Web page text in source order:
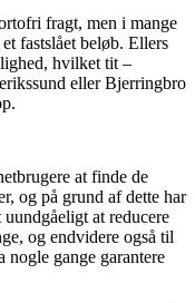
fragt, men i mange
fastslået beløb. Ellers
hvilket tit –
eller Bjerringbro
at finde de
og på grund af dette har
at reducere
og endvidere også til
nogle gange garantere